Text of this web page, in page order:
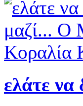
ελάτε